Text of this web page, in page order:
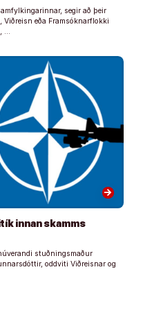
segir að þeir
eða Framsóknarflokki
…
arrow_forward
innan skamms
stuðningsmaður
oddviti Viðreisnar og